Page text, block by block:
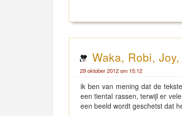
Waka, Robi,
29 oktober 2012 om 15:12
ik ben van mening dat de
een tiental rassen, terwijl er
een beeld wordt geschetst dat